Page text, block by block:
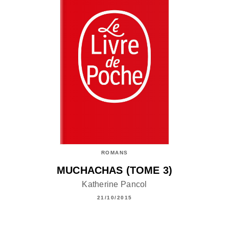
ROMANS
MUCHACHAS (TOME 3)
Katherine Pancol
21/10/2015